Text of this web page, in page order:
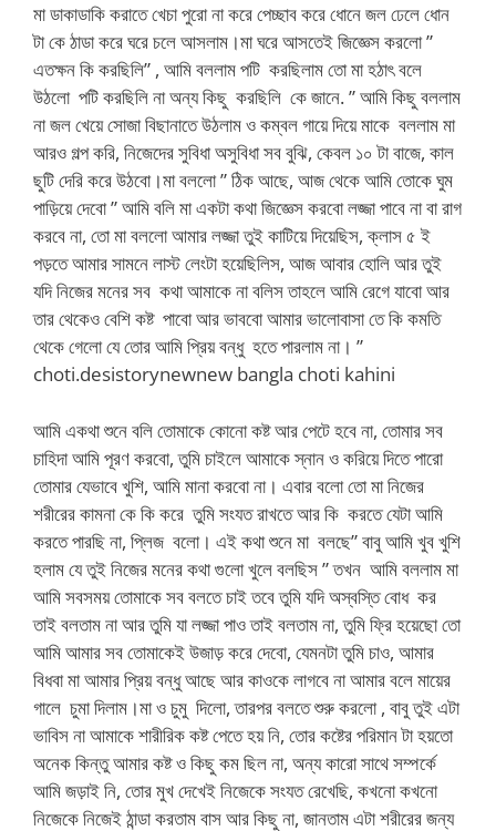
মা ডাকাডাকি করাতে খেচা পুরো না করে পেচ্ছাব করে ধোনে জল ঢেলে ধোন
টা কে ঠাডা করে ঘরে চলে আসলাম।মা ঘরে আসতেই জিজ্ঞেস করলো ”
এতক্ষন কি করছিলি” , আমি বললাম পটি করছিলাম তো মা হঠাৎ বলে
উঠলো পটি করছিলি না অন্য কিছু করছিলি কে জানে. ” আমি কিছু বললাম
না জল খেয়ে সোজা বিছানাতে উঠলাম ও কম্বল গায়ে দিয়ে মাকে বললাম মা
আরও গল্প করি, নিজেদের সুবিধা অসুবিধা সব বুঝি, কেবল ১০ টা বাজে, কাল
ছুটি দেরি করে উঠবো।মা বললো ” ঠিক আছে, আজ থেকে আমি তোকে ঘুম
পাড়িয়ে দেবো ” আমি বলি মা একটা কথা জিজ্ঞেস করবো লজ্জা পাবে না বা রাগ
করবে না, তো মা বললো আমার লজ্জা তুই কাটিয়ে দিয়েছিস, ক্লাস ৫ ই
পড়তে আমার সামনে লাস্ট লেংটা হয়েছিলিস, আজ আবার হোলি আর তুই
যদি নিজের মনের সব কথা আমাকে না বলিস তাহলে আমি রেগে যাবো আর
তার থেকেও বেশি কষ্ট পাবো আর ভাববো আমার ভালোবাসা তে কি কমতি
থেকে গেলো যে তোর আমি প্রিয় বন্ধু হতে পারলাম না। ”
choti.desistorynewnew bangla choti kahini
আমি একথা শুনে বলি তোমাকে কোনো কষ্ট আর পেটে হবে না, তোমার সব
চাহিদা আমি পূরণ করবো, তুমি চাইলে আমাকে স্নান ও করিয়ে দিতে পারো
তোমার যেভাবে খুশি, আমি মানা করবো না। এবার বলো তো মা নিজের
শরীরের কামনা কে কি করে তুমি সংযত রাখতে আর কি করতে যেটা আমি
করতে পারছি না, প্লিজ বলো। এই কথা শুনে মা বলছে” বাবু আমি খুব খুশি
হলাম যে তুই নিজের মনের কথা গুলো খুলে বলছিস ” তখন আমি বললাম মা
আমি সবসময় তোমাকে সব বলতে চাই তবে তুমি যদি অস্বস্তি বোধ কর
তাই বলতাম না আর তুমি যা লজ্জা পাও তাই বলতাম না, তুমি ফ্রি হয়েছো তো
আমি আমার সব তোমাকেই উজাড় করে দেবো, যেমনটা তুমি চাও, আমার
বিধবা মা আমার প্রিয় বন্ধু আছে আর কাওকে লাগবে না আমার বলে মায়ের
গালে চুমা দিলাম।মা ও চুমু দিলো, তারপর বলতে শুরু করলো , বাবু তুই এটা
ভাবিস না আমাকে শারীরিক কষ্ট পেতে হয় নি, তোর কষ্টের পরিমান টা হয়তো
অনেক কিন্তু আমার কষ্ট ও কিছু কম ছিল না, অন্য কারো সাথে সম্পর্কে
আমি জড়াই নি, তোর মুখ দেখেই নিজেকে সংযত রেখেছি, কখনো কখনো
নিজেকে নিজেই ঠান্ডা করতাম বাস আর কিছু না, জানতাম এটা শরীরের জন্য